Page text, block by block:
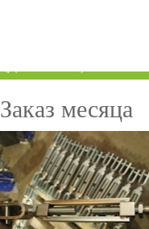
Заказ месяца